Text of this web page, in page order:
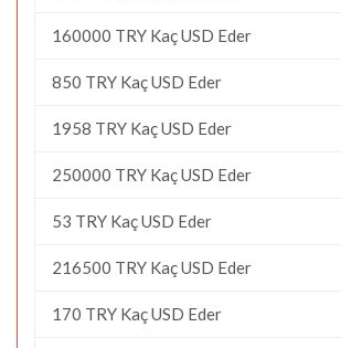
160000 TRY Kaç USD Eder
850 TRY Kaç USD Eder
1958 TRY Kaç USD Eder
250000 TRY Kaç USD Eder
53 TRY Kaç USD Eder
216500 TRY Kaç USD Eder
170 TRY Kaç USD Eder